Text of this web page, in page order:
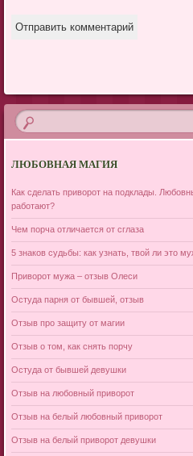
ЛЮБОВНАЯ МАГИЯ
Как сделать приворот на подклады.
работают?
Чем порча отличается от сглаза
5 знаков судьбы: как узнать, твой ли это
Приворот мужа – отзыв Олеси
Остуда парня от бывшей, отзыв
Отзыв про защиту от магии
Отзыв о том, как снять порчу
Остуда от бывшей девушки
Отзыв на любовный приворот
Отзыв на белый любовный приворот
Отзыв на белый приворот девушки